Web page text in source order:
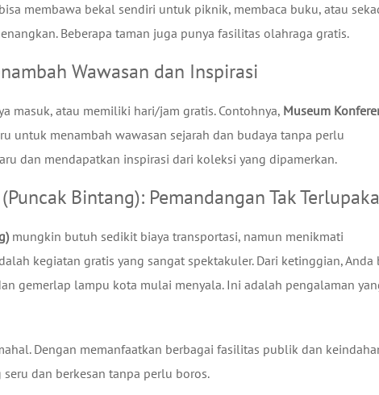
membawa bekal sendiri untuk piknik, membaca buku, atau
Beberapa taman juga punya fasilitas olahraga gratis.
Wawasan dan Inspirasi
masuk, atau memiliki hari/jam gratis. Contohnya, Museum
untuk menambah wawasan sejarah dan budaya tanpa perlu
dan mendapatkan inspirasi dari koleksi yang dipamerkan.
Bintang): Pemandangan Tak
mungkin butuh sedikit biaya transportasi, namun menikmati
kegiatan gratis yang sangat spektakuler. Dari ketinggian, Anda
gemerlap lampu kota mulai menyala. Ini adalah pengalaman
Dengan memanfaatkan berbagai fasilitas publik dan
dan berkesan tanpa perlu boros.